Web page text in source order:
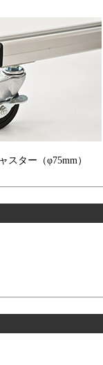
ター（φ75mm）